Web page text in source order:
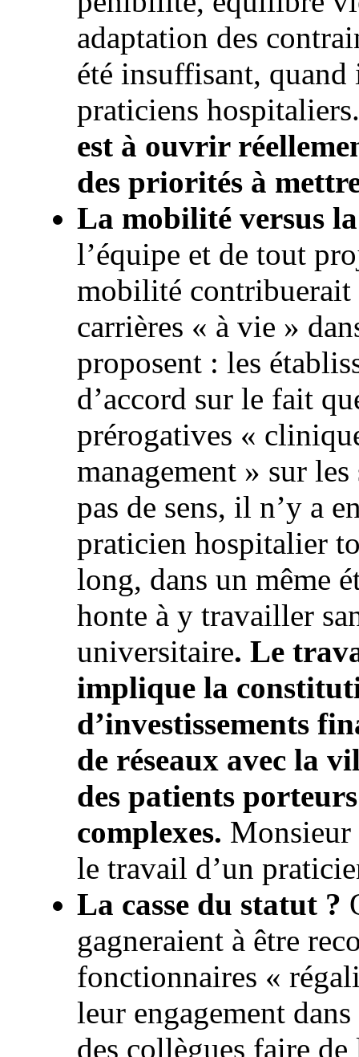
adaptation des
été insuffisant, quand
praticiens
est à ouvrir
des priorités à
La mobilité versus
l’équipe et de tout
mobilité contribuerait
carrières « à vie »
proposent : les
d’accord sur le fait
prérogatives «
management » sur
pas de sens, il n’y a
praticien hospitalier
long, dans un même
honte à y travailler
universitaire. Le
implique la
d’investissements
de réseaux avec la
des patients
complexes. Monsieur
le travail d’un
La casse du statut ?
gagneraient à être
fonctionnaires «
leur engagement
des collègues faire